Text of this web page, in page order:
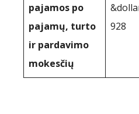
pajamos po
pajamų, turto
ir pardavimo
mokesčių
928